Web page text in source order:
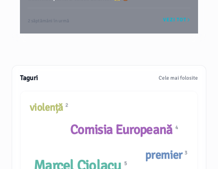
2 săptămâni în urmă VEZI TOT
Taguri Cele mai folosite
premier 3
violență 2
Comisia Europeană 4
5